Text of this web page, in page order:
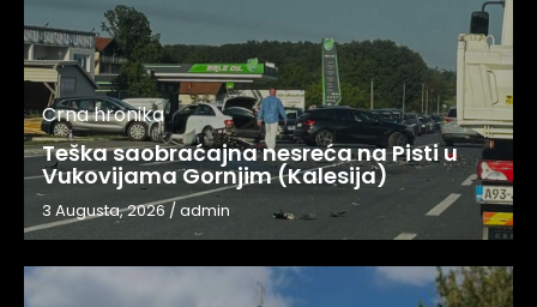
Crna hronika
Teška saobraćajna nesreća na Pisti u
Vukovijama Gornjim (Kalesija)
3 Augusta, 2026 / admin